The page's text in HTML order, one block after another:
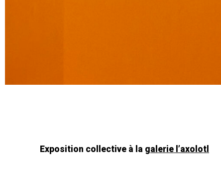
Exposition collective à la galerie l’axolotl